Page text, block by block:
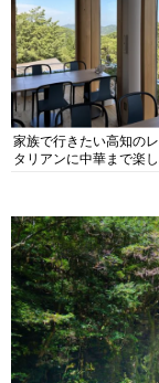
家族で行きたい高知の
タリアンに中華まで楽